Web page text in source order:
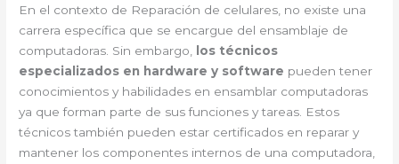
En el contexto de Reparación de celulares, no existe una
carrera específica que se encargue del ensamblaje de
computadoras. Sin embargo,
los técnicos
especializados en hardware y software pueden tener
conocimientos y habilidades en ensamblar computadoras
ya que forman parte de sus funciones y tareas. Estos
técnicos también pueden estar certificados en reparar y
mantener los componentes internos de una computadora,